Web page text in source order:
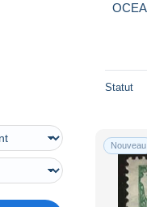
Statut
Nouveau